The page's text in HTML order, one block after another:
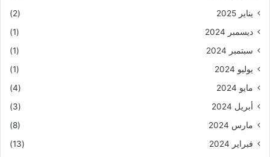
يناير 2025
(2)
ديسمبر 2024
(1)
سبتمبر 2024
(1)
يوليو 2024
(1)
مايو 2024
(4)
أبريل 2024
(3)
مارس 2024
(8)
فبراير 2024
(13)